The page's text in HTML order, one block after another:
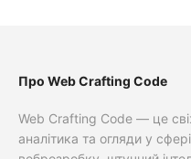
Про Web Crafting Code
Web Crafting Code — це
аналітика та огляди у